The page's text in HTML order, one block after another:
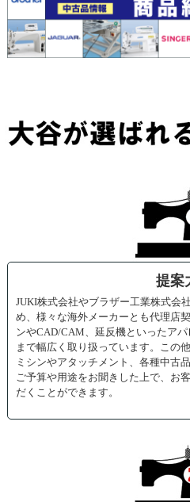
提案
JUKI株式会社やブラザー工業株式会
め、様々な海外メーカーとも代理店
ンやCAD/CAM、延反機といったア
まで幅広く取り扱っています。この
ミシンやアタッチメント、各種中古
ご予算や用途をお聞きした上で、お
だくことができます。